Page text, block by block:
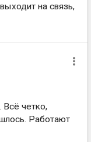
на связь,
Всё четко,
Работают